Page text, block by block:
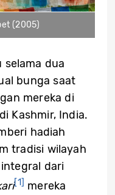
(2005)
selama dua
bunga saat
mereka di
Kashmir, India.
hadiah
tradisi wilayah
dari
[1] mereka